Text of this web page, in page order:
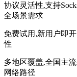
协议灵活性,支持
全场景需求
免费试用,新用户即
性
多地区覆盖,全国主
网络路径